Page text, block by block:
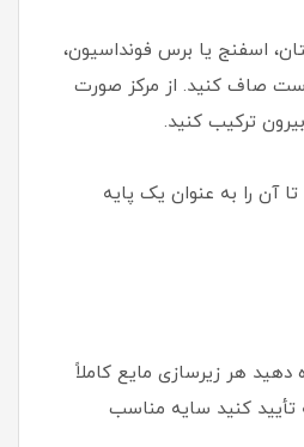
اسفنج یا برس فونداسیون،
صاف کنید. از مرکز صورت
ترکیب کنید.
آن را به عنوان یک پایه
هر زیرسازی مایع کاملاً
کنید سایه مناسب